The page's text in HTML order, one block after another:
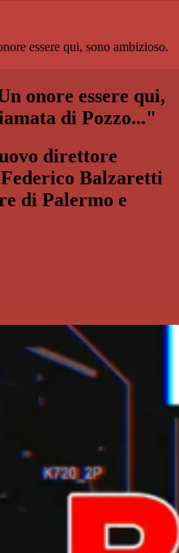
essere qui, sono ambizioso.
onore essere qui,
di Pozzo..."
direttore
Balzaretti
di Palermo e